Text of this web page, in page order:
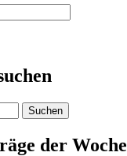
Suchen
der Woche